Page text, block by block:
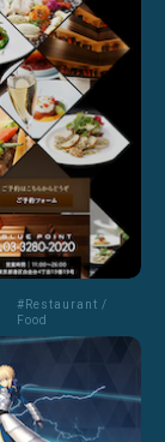
#Restaurant /
Food